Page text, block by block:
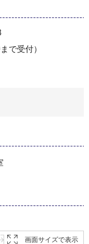
で受付）
画面サイズで表示